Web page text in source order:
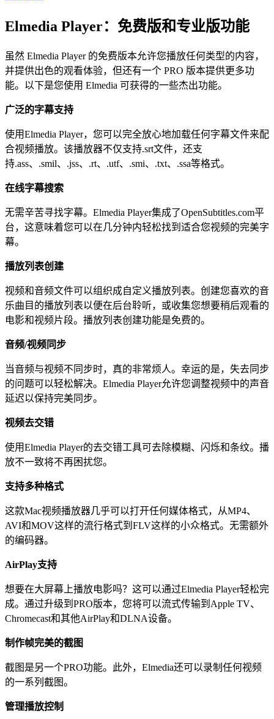
Elmedia Player：免费版和专业版功能
虽然 Elmedia Player 的免费版本允许您播放任何类型的内容，
并提供出色的观看体验，但还有一个 PRO 版本提供更多功
能。以下是您使用 Elmedia 可获得的一些杰出功能。
广泛的字幕支持
使用Elmedia Player，您可以完全放心地加载任何字幕文件来配
合视频播放。该播放器不仅支持.srt文件，还支
持.ass、.smil、.jss、.rt、.utf、.smi、.txt、.ssa等格式。
在线字幕搜索
无需辛苦寻找字幕。Elmedia Player集成了OpenSubtitles.com平
台，这意味着您可以在几分钟内轻松找到适合您视频的完美字
幕。
播放列表创建
视频和音频文件可以组织成自定义播放列表。创建您喜欢的音
乐曲目的播放列表以便在后台聆听，或收集您想要稍后观看的
电影和视频片段。播放列表创建功能是免费的。
音频/视频同步
当音频与视频不同步时，真的非常烦人。幸运的是，失去同步
的问题可以轻松解决。Elmedia Player允许您调整视频中的声音
延迟以保持完美同步。
视频去交错
使用Elmedia Player的去交错工具可去除模糊、闪烁和条纹。播
放不一致将不再困扰您。
支持多种格式
这款Mac视频播放器几乎可以打开任何媒体格式，从MP4、
AVI和MOV这样的流行格式到FLV这样的小众格式。无需额外
的编码器。
AirPlay支持
想要在大屏幕上播放电影吗？这可以通过Elmedia Player轻松完
成。通过升级到PRO版本，您将可以流式传输到Apple TV、
Chromecast和其他AirPlay和DLNA设备。
制作帧完美的截图
截图是另一个PRO功能。此外，Elmedia还可以录制任何视频
的一系列截图。
管理播放控制